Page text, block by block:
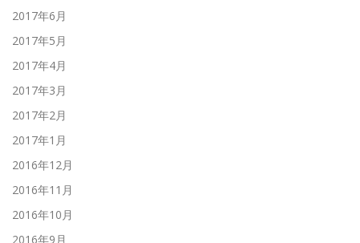
2017年6月
2017年5月
2017年4月
2017年3月
2017年2月
2017年1月
2016年12月
2016年11月
2016年10月
2016年9月